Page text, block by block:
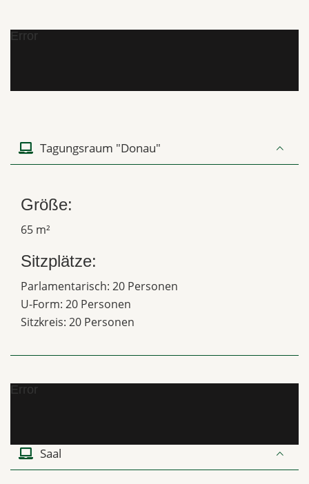
Error
Tagungsraum "Donau"
Größe:
65 m²
Sitzplätze:
Parlamentarisch: 20 Personen
U-Form: 20 Personen
Sitzkreis: 20 Personen
Error
Saal